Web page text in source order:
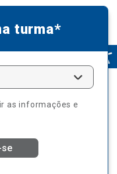
turma*
as informações e